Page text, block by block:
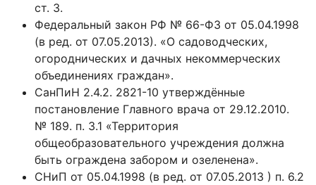
ст. 3.
Федеральный закон РФ № 66-Ф3 от 05.04.1998
(в ред. от 07.05.2013). «О садоводческих,
огороднических и дачных некоммерческих
объединениях граждан».
СанПиН 2.4.2. 2821-10 утверждённые
постановление Главного врача от 29.12.2010.
№ 189. п. 3.1 «Территория
общеобразовательного учреждения должна
быть ограждена забором и озеленена».
СНиП от 05.04.1998 (в ред. от 07.05.2013 ) п. 6.2